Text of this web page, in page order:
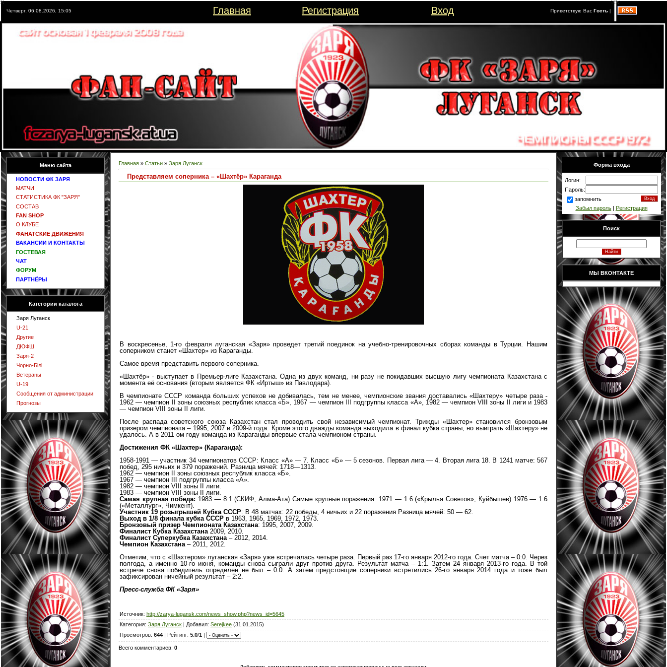
Четверг, 06.08.2026, 15:05 Главная Регистрация Вход Приветствую Вас Гость |
Меню сайта
НОВОСТИ ФК ЗАРЯ
МАТЧИ
СТАТИСТИКА ФК "ЗАРЯ"
СОСТАВ
FAN SHOP
О КЛУБЕ
ФАНАТСКИЕ ДВИЖЕНИЯ
ВАКАНСИИ И КОНТАКТЫ
ГОСТЕВАЯ
ЧАТ
ФОРУМ
ПАРТНЁРЫ
Категории каталога
Заря Луганск
U-21
Другие
ДЮФШ
Заря-2
Чорно-Білі
Ветераны
U-19
Сообщения от администрации
Прогнозы
Главная » Статьи » Заря Луганск
Представляем соперника – «Шахтёр» Караганда
В воскресенье, 1-го февраля луганская «Заря» проведет третий поединок на учебно-тренировочных сборах команды в Турции. Нашим
соперником станет «Шахтер» из Караганды.
Самое время представить первого соперника.
«Шахтёр» - выступает в Премьер-лиге Казахстана. Одна из двух команд, ни разу не покидавших высшую лигу чемпионата Казахстана с
момента её основания (вторым является ФК «Иртыш» из Павлодара).
В чемпионате СССР команда больших успехов не добивалась, тем не менее, чемпионские звания доставались «Шахтеру» четыре раза -
1962 — чемпион II зоны союзных республик класса «Б», 1967 — чемпион III подгруппы класса «А», 1982 — чемпион VIII зоны II лиги и 1983
— чемпион VIII зоны II лиги.
После распада советского союза Казахстан стал проводить свой независимый чемпионат. Трижды «Шахтер» становился бронзовым
призером чемпионата – 1995, 2007 и 2009-й года. Кроме этого дважды команда выходила в финал кубка страны, но выиграть «Шахтеру» не
удалось. А в 2011-ом году команда из Караганды впервые стала чемпионом страны.
Достижения ФК «Шахтер» (Караганда):
1958-1991 — участник 34 чемпионатов СССР: Класс «А» — 7. Класс «Б» — 5 сезонов. Первая лига — 4. Вторая лига 18. В 1241 матче: 567
побед, 295 ничьих и 379 поражений. Разница мячей: 1718—1313.
1962 — чемпион II зоны союзных республик класса «Б».
1967 — чемпион III подгруппы класса «А».
1982 — чемпион VIII зоны II лиги.
1983 — чемпион VIII зоны II лиги.
Самая крупная победа: 1983 — 8:1 (СКИФ, Алма-Ата) Самые крупные поражения: 1971 — 1:6 («Крылья Советов», Куйбышев) 1976 — 1:6
(«Металлург», Чимкент).
Участник 19 розыгрышей Кубка СССР: В 48 матчах: 22 победы, 4 ничьих и 22 поражения Разница мячей: 50 — 62.
Выход в 1/8 финала кубка СССР в 1963, 1965, 1969, 1972, 1973.
Бронзовый призер Чемпионата Казахстана: 1995, 2007, 2009.
Финалист Кубка Казахстана2009, 2010.
Финалист Суперкубка Казахстана– 2012, 2014.
Чемпион Казахстана– 2011, 2012.
Отметим, что с «Шахтером» луганская «Заря» уже встречалась четыре раза. Первый раз 17-го января 2012-го года. Счет матча – 0:0. Через
полгода, а именно 10-го июня, команды снова сыграли друг против друга. Результат матча – 1:1. Затем 24 января 2013-го года. В той
встрече снова победитель определен не был – 0:0. А затем предстоящие соперники встретились 26-го января 2014 года и тоже был
зафиксирован ничейный результат – 2:2.
Пресс-служба ФК «Заря»
Источник: http://zarya-lugansk.com/news_show.php?news_id=5645
Категория: Заря Луганск | Добавил: Serejkee (31.01.2015)
Просмотров: 644 | Рейтинг: 5.0/1 |
Всего комментариев: 0
Форма входа
Логин:
Пароль:
запомнить
Забыл пароль| Регистрация
Поиск
МЫ ВКОНТАКТЕ